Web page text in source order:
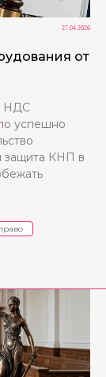
27.04.2026
от
НДС
успешно
защита КНП в